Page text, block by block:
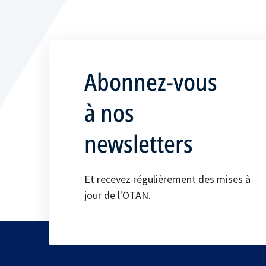
Abonnez-vous
à nos
newsletters
Et recevez régulièrement des mises à
jour de l'OTAN.